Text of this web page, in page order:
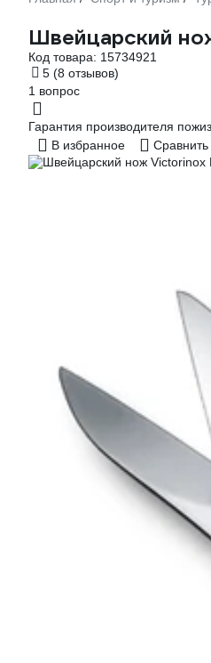
Швейцарский
Код товара: 15734921
5 (8 отзывов)
1 вопрос
Гарантия производителя
В избранное
Сравнить